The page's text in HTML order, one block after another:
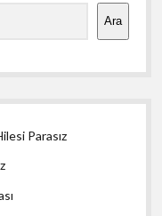
Ara
Parasız